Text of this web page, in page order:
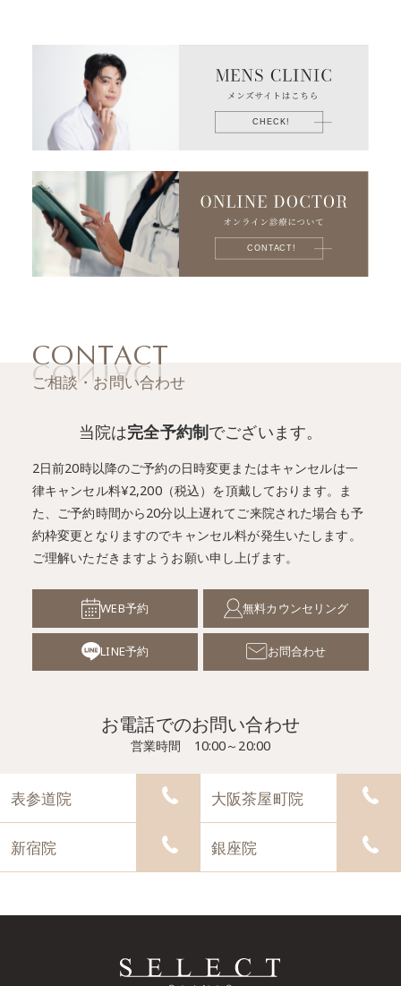
CONTACT
ご相談・お問い合わせ
当院は完全予約制でございます。
2日前20時以降のご予約の日時変更またはキャンセルは一
律キャンセル料¥2,200（税込）を頂戴しております。
ま
た、ご予約時間から20分以上遅れてご来院された場合も予
約枠変更となりますのでキャンセル料が発生いたします。
ご理解いただきますようお願い申し上げます。
WEB予約 無料カウンセリング
LINE予約 お問合わせ
お電話でのお問い合わせ
営業時間 10:00～20:00
表参道院 大阪茶屋町院
新宿院 銀座院